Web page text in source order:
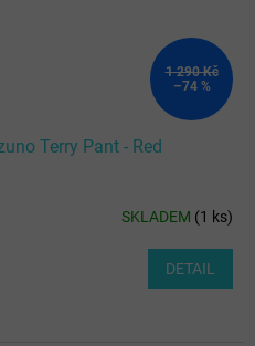
1 290 Kč
–74 %
Terry Pant - Red
SKLADEM (1 ks)
DETAIL